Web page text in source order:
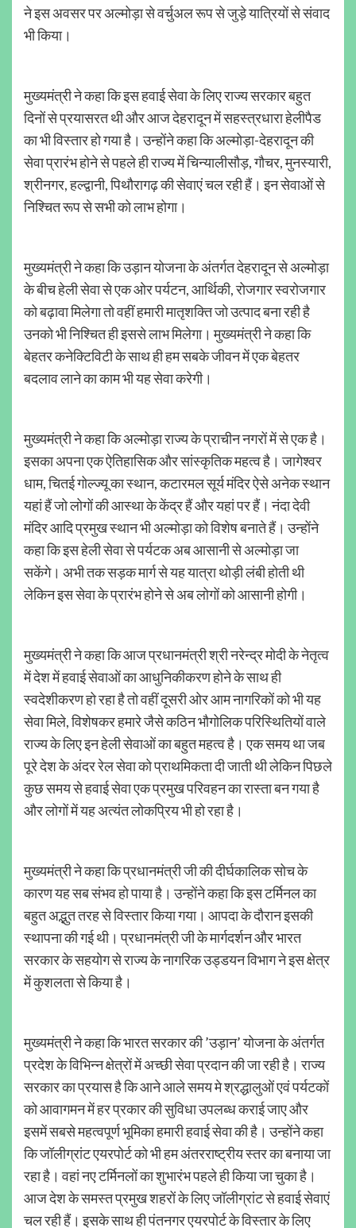
ने इस अवसर पर अल्मोड़ा से वर्चुअल रूप से जुड़े यात्रियों से संवाद
भी किया।
मुख्यमंत्री ने कहा कि इस हवाई सेवा के लिए राज्य सरकार बहुत
दिनों से प्रयासरत थी और आज देहरादून में सहस्त्रधारा हेलीपैड
का भी विस्तार हो गया है। उन्होंने कहा कि अल्मोड़ा-देहरादून की
सेवा प्रारंभ होने से पहले ही राज्य में चिन्यालीसौड़, गौचर, मुनस्यारी,
श्रीनगर, हल्द्वानी, पिथौरागढ़ की सेवाएं चल रही हैं। इन सेवाओं से
निश्चित रूप से सभी को लाभ होगा।
मुख्यमंत्री ने कहा कि उड़ान योजना के अंतर्गत देहरादून से अल्मोड़ा
के बीच हेली सेवा से एक ओर पर्यटन, आर्थिकी, रोजगार स्वरोजगार
को बढ़ावा मिलेगा तो वहीं हमारी मातृशक्ति जो उत्पाद बना रही है
उनको भी निश्चित ही इससे लाभ मिलेगा। मुख्यमंत्री ने कहा कि
बेहतर कनेक्टिविटी के साथ ही हम सबके जीवन में एक बेहतर
बदलाव लाने का काम भी यह सेवा करेगी।
मुख्यमंत्री ने कहा कि अल्मोड़ा राज्य के प्राचीन नगरों में से एक है।
इसका अपना एक ऐतिहासिक और सांस्कृतिक महत्व है। जागेश्वर
धाम, चितई गोल्ज्यू का स्थान, कटारमल सूर्य मंदिर ऐसे अनेक स्थान
यहां हैं जो लोगों की आस्था के केंद्र हैं और यहां पर हैं। नंदा देवी
मंदिर आदि प्रमुख स्थान भी अल्मोड़ा को विशेष बनाते हैं। उन्होंने
कहा कि इस हेली सेवा से पर्यटक अब आसानी से अल्मोड़ा जा
सकेंगे। अभी तक सड़क मार्ग से यह यात्रा थोड़ी लंबी होती थी
लेकिन इस सेवा के प्रारंभ होने से अब लोगों को आसानी होगी।
मुख्यमंत्री ने कहा कि आज प्रधानमंत्री श्री नरेन्द्र मोदी के नेतृत्व
में देश में हवाई सेवाओं का आधुनिकीकरण होने के साथ ही
स्वदेशीकरण हो रहा है तो वहीं दूसरी ओर आम नागरिकों को भी यह
सेवा मिले, विशेषकर हमारे जैसे कठिन भौगोलिक परिस्थितियों वाले
राज्य के लिए इन हेली सेवाओं का बहुत महत्व है। एक समय था जब
पूरे देश के अंदर रेल सेवा को प्राथमिकता दी जाती थी लेकिन पिछले
कुछ समय से हवाई सेवा एक प्रमुख परिवहन का रास्ता बन गया है
और लोगों में यह अत्यंत लोकप्रिय भी हो रहा है।
मुख्यमंत्री ने कहा कि प्रधानमंत्री जी की दीर्घकालिक सोच के
कारण यह सब संभव हो पाया है। उन्होंने कहा कि इस टर्मिनल का
बहुत अद्भुत तरह से विस्तार किया गया। आपदा के दौरान इसकी
स्थापना की गई थी। प्रधानमंत्री जी के मार्गदर्शन और भारत
सरकार के सहयोग से राज्य के नागरिक उड्डयन विभाग ने इस क्षेत्र
में कुशलता से किया है।
मुख्यमंत्री ने कहा कि भारत सरकार की ’उड़ान’ योजना के अंतर्गत
प्रदेश के विभिन्न क्षेत्रों में अच्छी सेवा प्रदान की जा रही है। राज्य
सरकार का प्रयास है कि आने आले समय मे श्रद्धालुओं एवं पर्यटकों
को आवागमन में हर प्रकार की सुविधा उपलब्ध कराई जाए और
इसमें सबसे महत्वपूर्ण भूमिका हमारी हवाई सेवा की है। उन्होंने कहा
कि जॉलीग्रांट एयरपोर्ट को भी हम अंतरराष्ट्रीय स्तर का बनाया जा
रहा है। वहां नए टर्मिनलों का शुभारंभ पहले ही किया जा चुका है।
आज देश के समस्त प्रमुख शहरों के लिए जॉलीग्रांट से हवाई सेवाएं
चल रही हैं। इसके साथ ही पंतनगर एयरपोर्ट के विस्तार के लिए